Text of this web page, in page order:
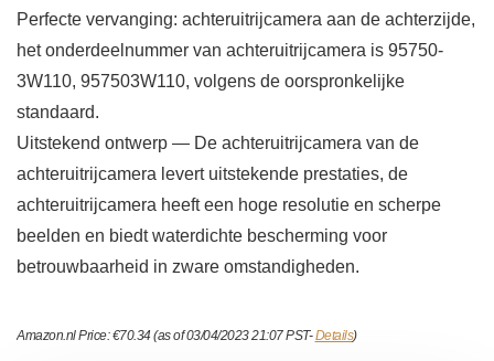
Perfecte vervanging: achteruitrijcamera aan de achterzijde,
het onderdeelnummer van achteruitrijcamera is 95750-
3W110, 957503W110, volgens de oorspronkelijke
standaard.
Uitstekend ontwerp — De achteruitrijcamera van de
achteruitrijcamera levert uitstekende prestaties, de
achteruitrijcamera heeft een hoge resolutie en scherpe
beelden en biedt waterdichte bescherming voor
betrouwbaarheid in zware omstandigheden.
Amazon.nl Price:€70.34(as of 03/04/2023 21:07 PST-Details)